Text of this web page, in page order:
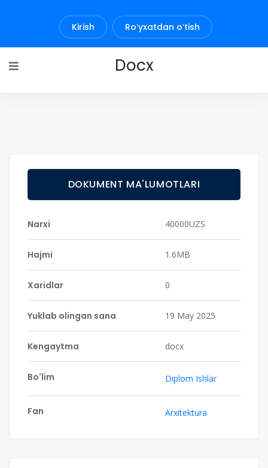
Kirish Roʻyxatdan oʻtish
Docx
DOKUMENT MA'LUMOTLARI
Narxi 40000UZS
Hajmi 1.6MB
Xaridlar 0
Yuklab olingan sana 19 May 2025
Kengaytma docx
Bo'lim Diplom Ishlar
Fan Arxitektura